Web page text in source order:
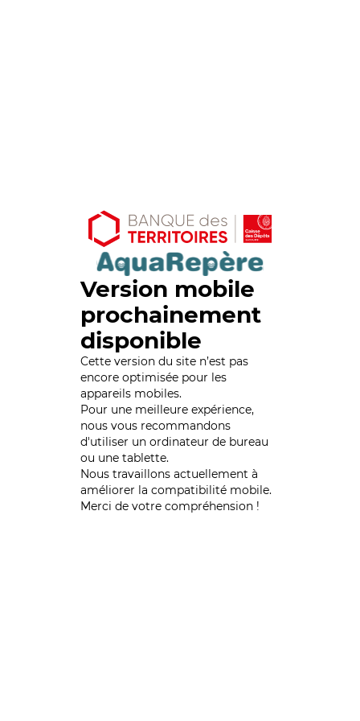
Version mobile
prochainement
disponible
Cette version du site n’est pas
encore optimisée pour les
appareils mobiles.
Pour une meilleure expérience,
nous vous recommandons
d'utiliser un ordinateur de bureau
ou une tablette.
Nous travaillons actuellement à
améliorer la compatibilité mobile.
Merci de votre compréhension !